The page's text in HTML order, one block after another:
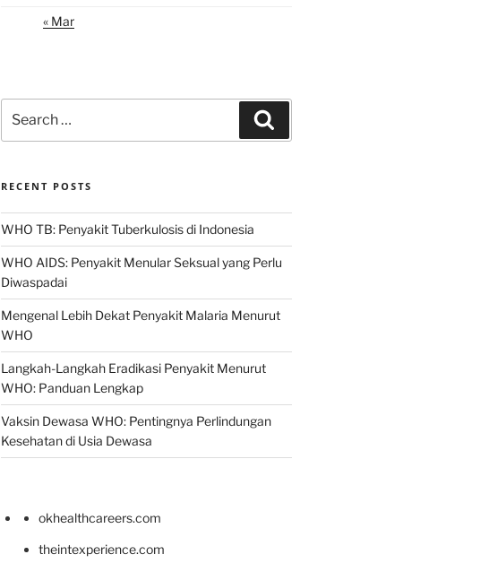
« Mar
for:
RECENT POSTS
WHO TB: Penyakit Tuberkulosis di Indonesia
WHO AIDS: Penyakit Menular Seksual yang Perlu
Diwaspadai
Mengenal Lebih Dekat Penyakit Malaria Menurut
WHO
Langkah-Langkah Eradikasi Penyakit Menurut
WHO: Panduan Lengkap
Vaksin Dewasa WHO: Pentingnya Perlindungan
Kesehatan di Usia Dewasa
okhealthcareers.com
theintexperience.com